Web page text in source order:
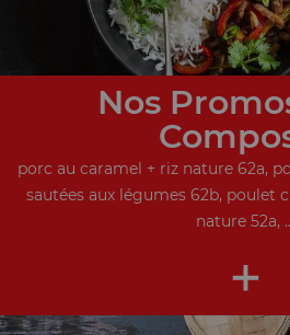
Nos
porc au caramel + riz nature 62a,
sautées aux légumes 62b, poulet
nature 52a,
+